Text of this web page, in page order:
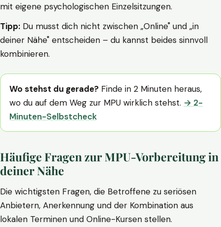
mit eigene psychologischen Einzelsitzungen.
Tipp: Du musst dich nicht zwischen „Online" und „in
deiner Nähe" entscheiden – du kannst beides sinnvoll
kombinieren.
Wo stehst du gerade? Finde in 2 Minuten heraus,
wo du auf dem Weg zur MPU wirklich stehst. → 2-
Minuten-Selbstcheck
Häufige Fragen zur MPU-Vorbereitung in
deiner Nähe
Die wichtigsten Fragen, die Betroffene zu seriösen
Anbietern, Anerkennung und der Kombination aus
lokalen Terminen und Online-Kursen stellen.